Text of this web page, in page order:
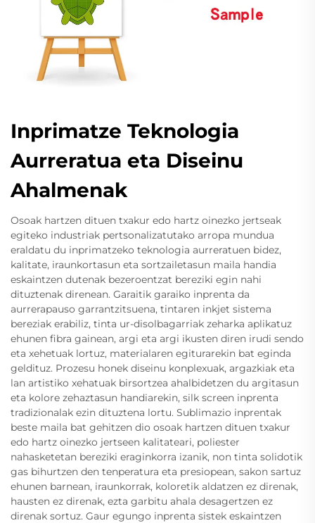
Inprimatze Teknologia
Aurreratua eta Diseinu
Ahalmenak
Osoak hartzen dituen txakur edo hartz oinezko jertseak
egiteko industriak pertsonalizatutako arropa mundua
eraldatu du inprimatzeko teknologia aurreratuen bidez,
kalitate, iraunkortasun eta sortzailetasun maila handia
eskaintzen dutenak bezeroentzat bereziki egin nahi
dituztenak direnean. Garaitik garaiko inprenta da
aurrerapauso garrantzitsuena, tintaren inkjet sistema
bereziak erabiliz, tinta ur-disolbagarriak zeharka aplikatuz
ehunen fibra gainean, argi eta argi ikusten diren irudi sendo
eta xehetuak lortuz, materialaren egiturarekin bat eginda
geldituz. Prozesu honek diseinu konplexuak, argazkiak eta
lan artistiko xehatuak birsortzea ahalbidetzen du argitasun
eta kolore zehaztasun handiarekin, silk screen inprenta
tradizionalak ezin dituztena lortu. Sublimazio inprentak
beste maila bat gehitzen dio osoak hartzen dituen txakur
edo hartz oinezko jertseen kalitateari, poliester
nahasketetan bereziki eraginkorra izanik, non tinta solidotik
gas bihurtzen den tenperatura eta presiopean, sakon sartuz
ehunen barnean, iraunkorrak, koloretik aldatzen ez direnak,
hausten ez direnak, ezta garbitu ahala desagertzen ez
direnak sortuz. Gaur egungo inprenta sistek eskaintzen